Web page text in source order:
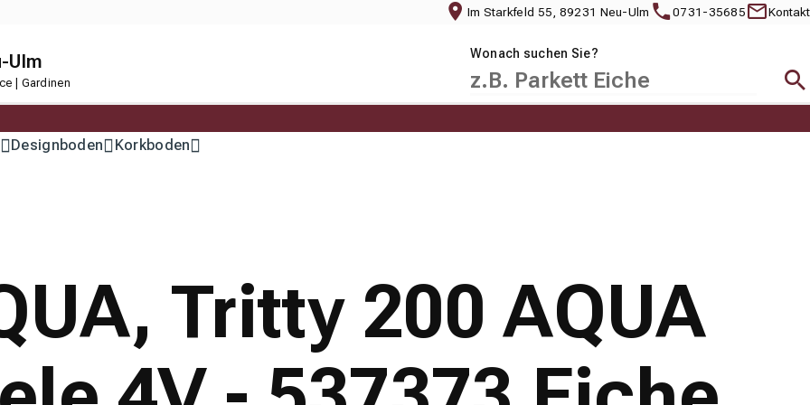
Im Starkfeld 55, 89231 Neu-Ulm 0731-35685 Kontakt
Ulm
| Gardinen
Wonach suchen Sie?
Designboden Korkboden
Tritty 200 AQUA